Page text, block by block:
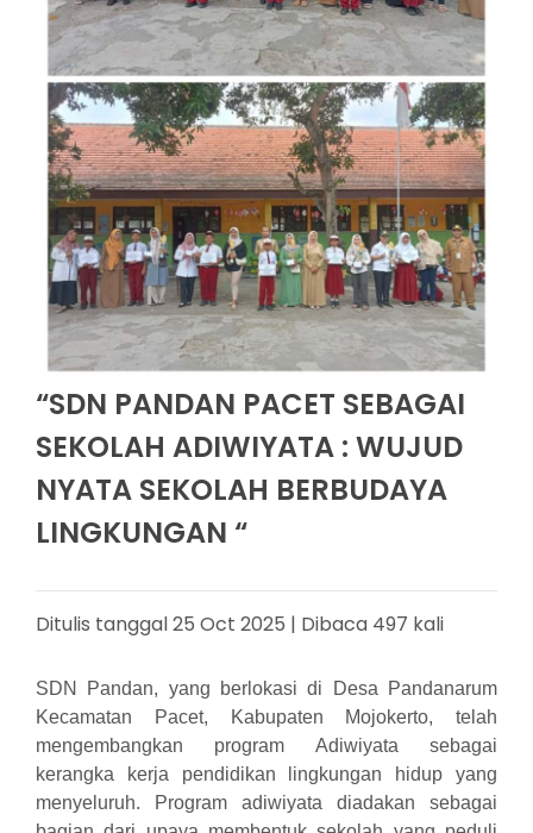
“SDN PANDAN PACET SEBAGAI
SEKOLAH ADIWIYATA : WUJUD
NYATA SEKOLAH BERBUDAYA
LINGKUNGAN “
Ditulis tanggal 25 Oct 2025 | Dibaca 497 kali
SDN Pandan, yang berlokasi di Desa Pandanarum
Kecamatan Pacet, Kabupaten Mojokerto, telah
mengembangkan program Adiwiyata sebagai
kerangka kerja pendidikan lingkungan hidup yang
menyeluruh. Program adiwiyata diadakan sebagai